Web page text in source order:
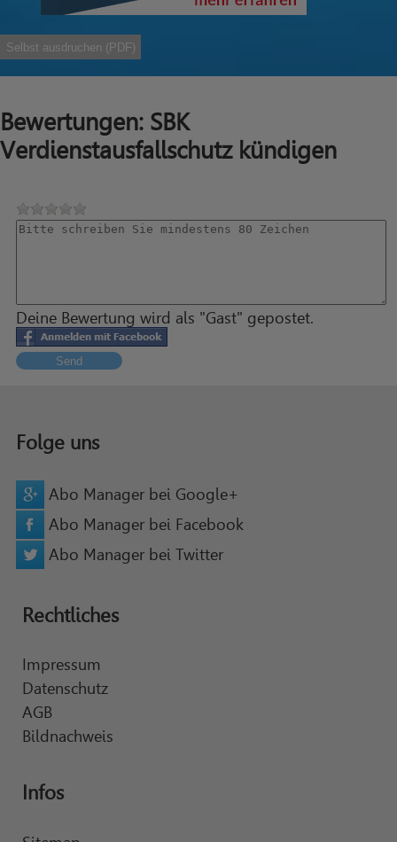
Selbst ausdruchen (PDF)
Bewertungen: SBK
Verdienstausfallschutz kündigen
Deine Bewertung wird als "Gast" gepostet.
Send
Folge uns
Abo Manager bei Google+
Abo Manager bei Facebook
Abo Manager bei Twitter
Rechtliches
Impressum
Datenschutz
AGB
Bildnachweis
Infos